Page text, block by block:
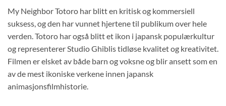
My Neighbor Totoro har blitt en kritisk og kommersiell
suksess, og den har vunnet hjertene til publikum over hele
verden. Totoro har også blitt et ikon i japansk populærkultur
og representerer Studio Ghiblis tidløse kvalitet og kreativitet.
Filmen er elsket av både barn og voksne og blir ansett som en
av de mest ikoniske verkene innen japansk
animasjonsfilmhistorie.